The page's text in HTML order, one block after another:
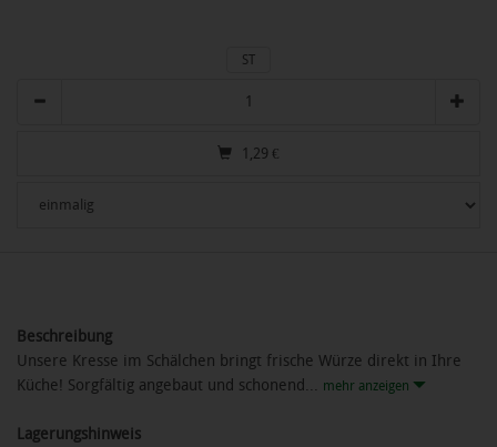
ST
1,29 €
Beschreibung
Unsere Kresse im Schälchen bringt frische Würze direkt in Ihre
Küche! Sorgfältig angebaut und schonend... mehr anzeigen
Lagerungshinweis